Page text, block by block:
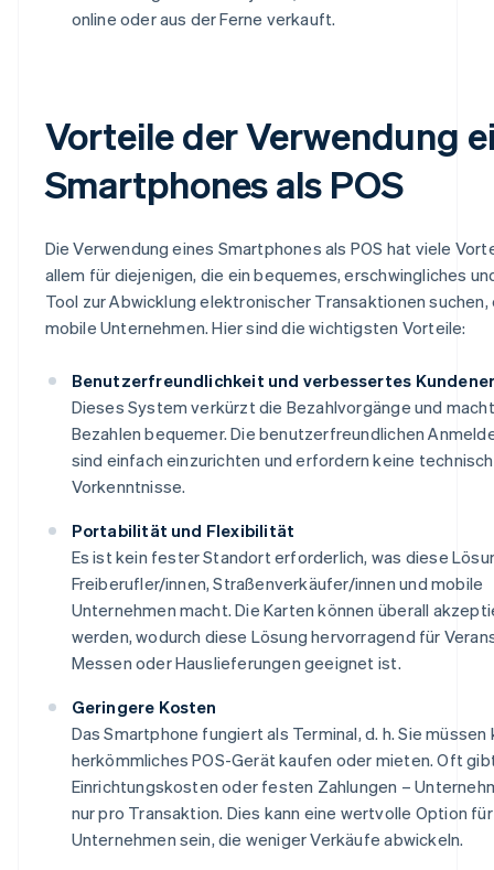
online oder aus der Ferne verkauft.
Vorteile der Verwendung
Smartphones als POS
Die Verwendung eines Smartphones als POS hat viele
allem für diejenigen, die ein bequemes, erschwingliches
Tool zur Abwicklung elektronischer Transaktionen
mobile Unternehmen. Hier sind die wichtigsten Vorteile:
Benutzerfreundlichkeit und verbessertes
Dieses System verkürzt die Bezahlvorgänge und
Bezahlen bequemer. Die benutzerfreundlichen
sind einfach einzurichten und erfordern keine
Vorkenntnisse.
Portabilität und Flexibilität
Es ist kein fester Standort erforderlich, was diese
Freiberufler/innen, Straßenverkäufer/innen und mobile
Unternehmen macht. Die Karten können überall
werden, wodurch diese Lösung hervorragend für
Messen oder Hauslieferungen geeignet ist.
Geringere Kosten
Das Smartphone fungiert als Terminal, d. h. Sie müssen
herkömmliches POS-Gerät kaufen oder mieten. Oft
Einrichtungskosten oder festen Zahlungen –
nur pro Transaktion. Dies kann eine wertvolle Option für
Unternehmen sein, die weniger Verkäufe abwickeln.